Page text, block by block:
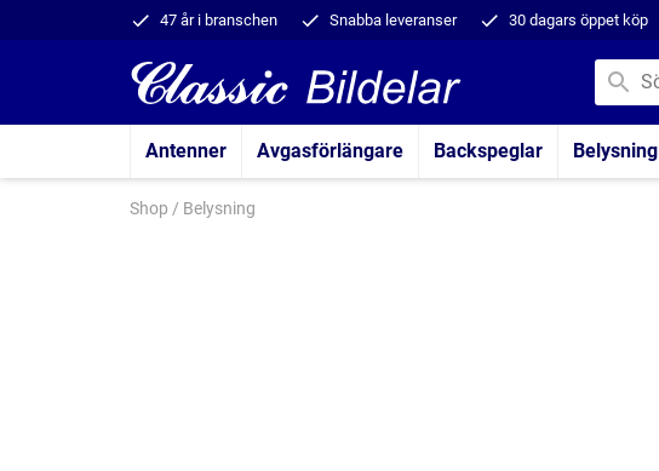
47 år i branschen Snabba leveranser 30 dagars öppet köp
Antenner Avgasförlängare Backspeglar Belysning
Shop / Belysning